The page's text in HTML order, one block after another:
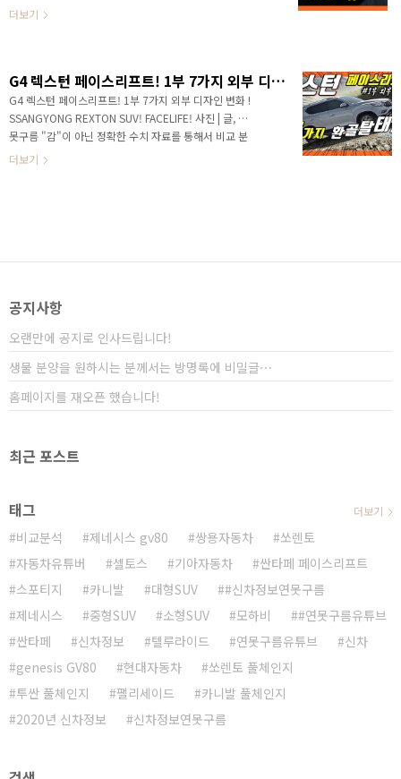
님 / 보배드림 최근 포착된 위장막 사진을 본다면..
교 분석 자료를 제시하는 연못구름입니다! 안녕하세요?
을 볼 수 있었는데, 요약하자면 국내 시장에서 모하비나
팰리세이드와 경쟁하기 위해서 확실한 컨셉이 필요하다
는 의견이 많았습니다. # 유튜브 영상으로 보시면 보다
세부적인 정보를 파악할 수 있습니다. 공통적으로 새로
운 파워트레인에 대한 의견과 최신 첨단 기술인 반자율
주행이 필요하다는 의견 2가지가 공통적이었습니다. 쌍
더보기
G4 렉스턴 페이스리프트! 1부 7가지 외부 디자인 변화 ! SSANGYONG REXTON SUV! FACELIFE!
G4 렉스턴 페이스리프트! 1부 7가지 외부 디자인 변화 !
SSANGYONG REXTON SUV! FACELIFE! 사진 | 글, 연
못구름 "감"이 아닌 정확한 수치 자료를 통해서 비교 분
석 자료를 제시하는 연못구름입니다! 안녕하세요? 연못
렉스턴 W 가 출시되었습니다. 현재는 2세대인 G4 렉스
유일한 보디 온 프레임 ..
더보기
공지사항
오랜만에 공지로 인사드립니다!
생물 분양을 원하시는 분께서는 방명록에 비밀글⋯
홈페이지를 재오픈 했습니다!
최근 포스트
태그
비교분석 제네시스 gv80 쌍용자동차
쏘렌토
자동차유튜버
셀토스 기아자동차
싼타페 페이스리프트
스포티지
카니발 대형SUV
#신차정보연못구름
제네시스
중형SUV 소형SUV 모하비
#연못구름유튜브
싼타페
신차정보 텔루라이드 연못구름유튜브
신차
genesis GV80
현대자동차
쏘렌토 풀체인지
투싼 풀체인지
팰리세이드
카니발 풀체인지
2020년 신차정보
신차정보연못구름
더보기